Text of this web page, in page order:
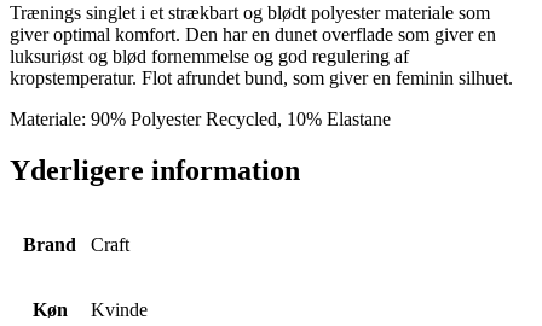
Trænings singlet i et strækbart og blødt polyester materiale som
giver optimal komfort. Den har en dunet overflade som giver en
luksuriøst og blød fornemmelse og god regulering af
kropstemperatur. Flot afrundet bund, som giver en feminin silhuet.
Materiale: 90% Polyester Recycled, 10% Elastane
Yderligere information
Brand Craft
Køn Kvinde